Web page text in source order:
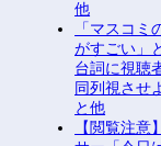
他
「マスコミ
がすごい」
台詞に視聴
同列視させ
と他
【閲覧注意